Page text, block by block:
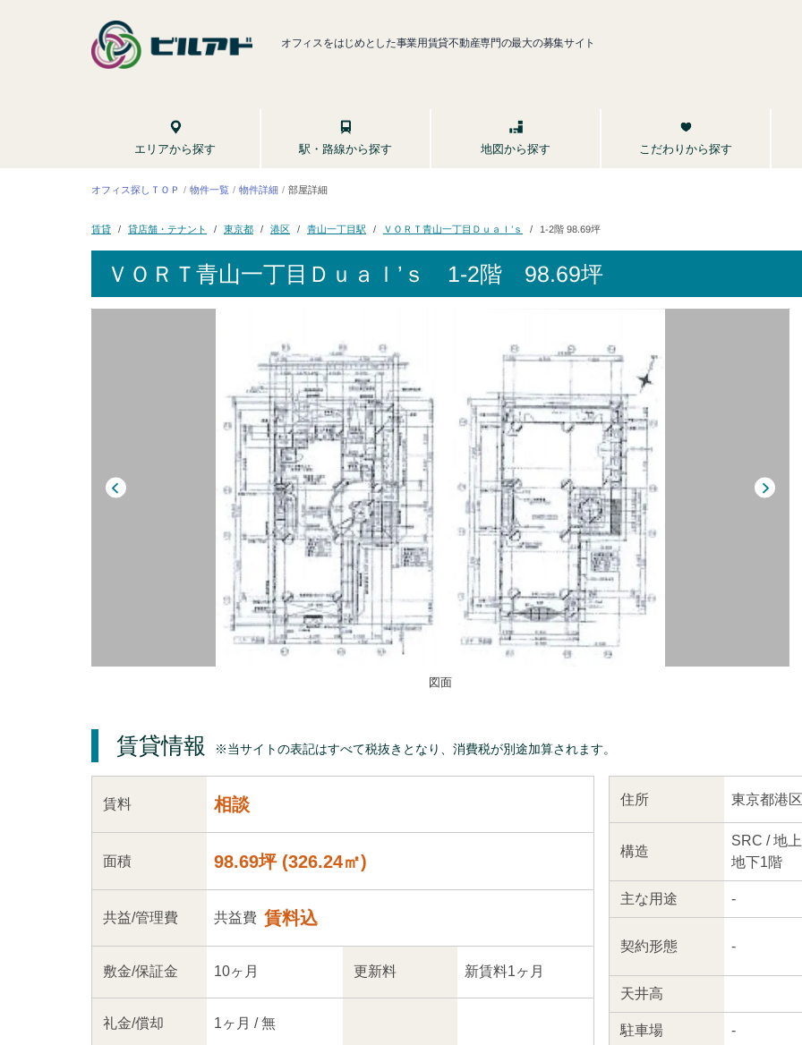
オフィスをはじめとした事業用賃貸不動産専門の最大の募集サイト
エリアから探す 駅・路線から探す 地図から探す こだわりから探す
オフィス探しＴＯＰ 物件一覧 物件詳細 部屋詳細
賃貸 貸店舗・テナント 東京都 港区 青山一丁目駅 ＶＯＲＴ青山一丁目Ｄｕａｌ’ｓ 1-2階 98.69坪
ＶＯＲＴ青山一丁目Ｄｕａｌ’ｓ 1-2階 98.69坪
図面
賃貸情報 ※当サイトの表記はすべて税抜きとなり、消費税が別途加算されます。
賃料 相談
面積 98.69坪 (326.24㎡)
共益/管理費 共益費 賃料込
敷金/保証金 10ヶ月 更新料 新賃料1ヶ月
礼金/償却 1ヶ月 /無
住所 東京都港
構造
SRC / 地
地下1階
主な用途 -
契約形態 -
天井高
駐車場 -